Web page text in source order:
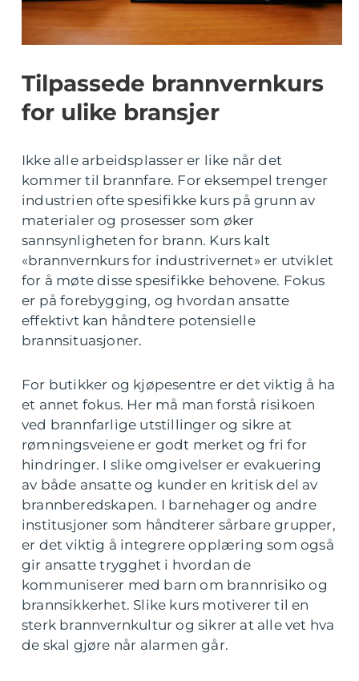
Tilpassede brannvernkurs
for ulike bransjer
Ikke alle arbeidsplasser er like når det
kommer til brannfare. For eksempel trenger
industrien ofte spesifikke kurs på grunn av
materialer og prosesser som øker
sannsynligheten for brann. Kurs kalt
«brannvernkurs for industrivernet» er utviklet
for å møte disse spesifikke behovene. Fokus
er på forebygging, og hvordan ansatte
effektivt kan håndtere potensielle
brannsituasjoner.
For butikker og kjøpesentre er det viktig å ha
et annet fokus. Her må man forstå risikoen
ved brannfarlige utstillinger og sikre at
rømningsveiene er godt merket og fri for
hindringer. I slike omgivelser er evakuering
av både ansatte og kunder en kritisk del av
brannberedskapen. I barnehager og andre
institusjoner som håndterer sårbare grupper,
er det viktig å integrere opplæring som også
gir ansatte trygghet i hvordan de
kommuniserer med barn om brannrisiko og
brannsikkerhet. Slike kurs motiverer til en
sterk brannvernkultur og sikrer at alle vet hva
de skal gjøre når alarmen går.